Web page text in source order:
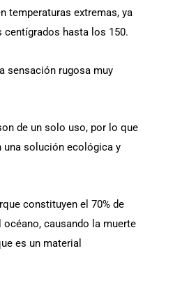
temperaturas extremas, ya
centígrados hasta los 150.
sensación rugosa muy
de un solo uso, por lo que
una solución ecológica y
constituyen el 70% de
causando la muerte
es un material